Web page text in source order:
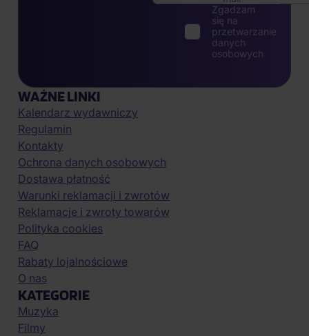
Zgadzam
się na
przetwarzanie
danych
osobowych
WAŻNE LINKI
Kalendarz wydawniczy
Regulamin
Kontakty
Ochrona danych osobowych
Dostawa płatność
Warunki reklamacji i zwrotów
Reklamacje i zwroty towarów
Polityka cookies
FAQ
Rabaty lojalnościowe
O nas
KATEGORIE
Muzyka
Filmy